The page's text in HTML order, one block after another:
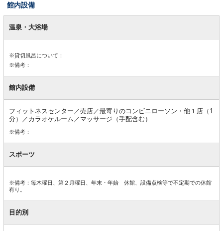
館内設備
内温泉・大浴場
※貸切風呂について：
※備考：
館内設備
フィットネスセンター／売店／最寄りのコンビニローソン・他１店（1
分）／カラオケルーム／マッサージ（手配含む）
※備考：
スポーツ
※備考：毎木曜日、第２月曜日、年末・年始 休館、設備点検等で不定期での休館
有り。
目的別